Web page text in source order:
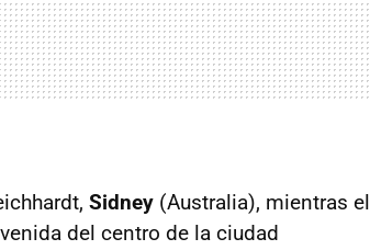
Sidney (Australia), mientras el
del centro de la ciudad